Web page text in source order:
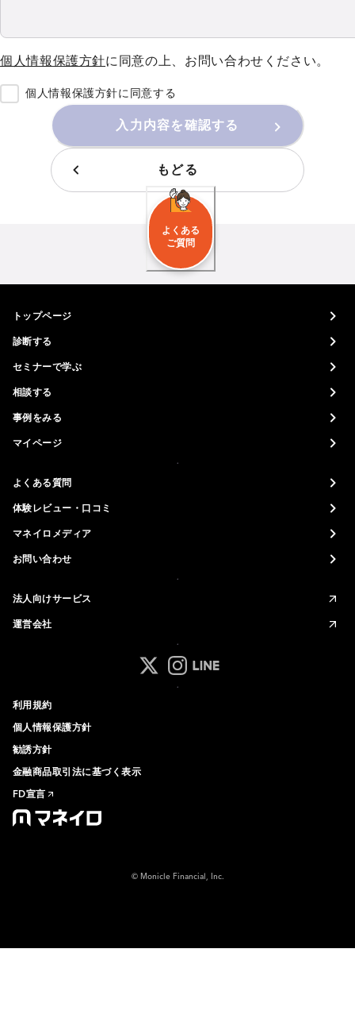
個人情報保護方針に同意の上、お問い合わせください。
個人情報保護方針に同意する
入力内容を確認する
もどる
よくある
ご質問
トップページ
診断する
セミナーで学ぶ
相談する
事例をみる
マイページ
よくある質問
体験レビュー・口コミ
マネイロメディア
お問い合わせ
法人向けサービス
運営会社
マネイロ公式 Xアカウント
マネイロ公式 Instagramアカウ
マネイロ公式 LINEアカウ
利用規約
個人情報保護方針
勧誘方針
金融商品取引法に基づく表示
FD宣言
© Monicle Financial, Inc.